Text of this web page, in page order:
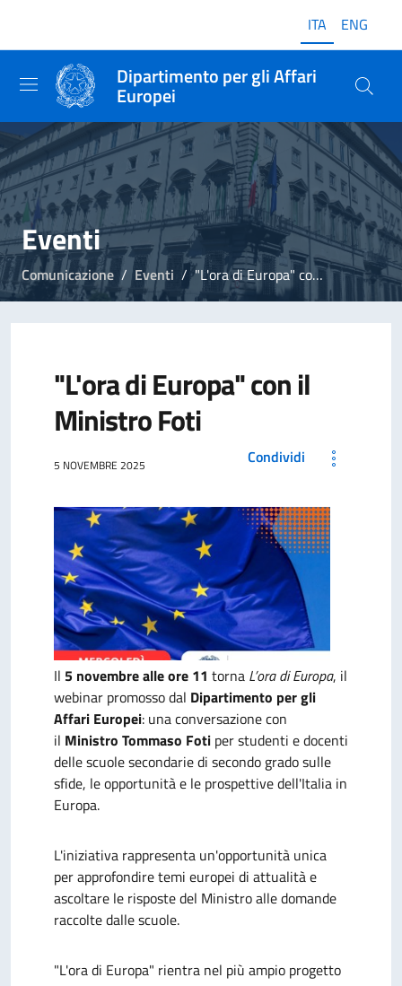
ITA ENG
Dipartimento per gli Affari
Europei
Eventi
Comunicazione Eventi "L'ora di Europa" con il Ministro Foti
"L'ora di Europa" con il
Ministro Foti
5 NOVEMBRE 2025 Condividi
Il 5 novembre alle ore 11 torna L’ora di Europa, il
webinar promosso dal Dipartimento per gli
Affari Europei: una conversazione con
il Ministro Tommaso Foti per studenti e docenti
delle scuole secondarie di secondo grado sulle
sfide, le opportunità e le prospettive dell'Italia in
Europa.
L'iniziativa rappresenta un'opportunità unica
per approfondire temi europei di attualità e
ascoltare le risposte del Ministro alle domande
raccolte dalle scuole.
"L'ora di Europa" rientra nel più ampio progetto